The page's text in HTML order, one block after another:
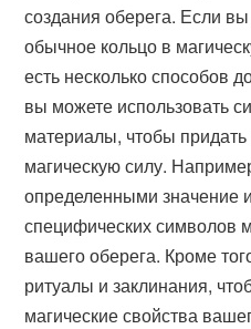
создания оберега. Если
обычное кольцо в
есть несколько способов
вы можете использовать
материалы, чтобы
магическую силу.
определенными значение
специфических символов
вашего оберега. Кроме
ритуалы и заклинания,
магические свойства